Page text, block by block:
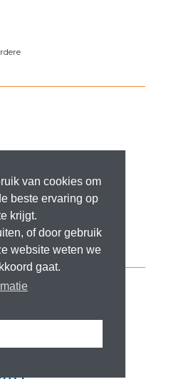
van cookies om
beste ervaring op
krijgt.
of door gebruik
website weten we
gaat.